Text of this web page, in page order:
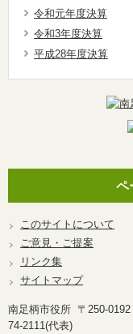
令和元年度決算
令和3年度決算
平成28年度決算
ペ
このサイトについて
ご意見・ご提案
リンク集
サイトマップ
南足柄市役所 〒250-
74-2111(代表)